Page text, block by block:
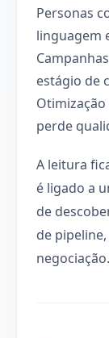
Personas
linguagem
estágio de
perde
A leitura
é ligado a
de
de
negociação.